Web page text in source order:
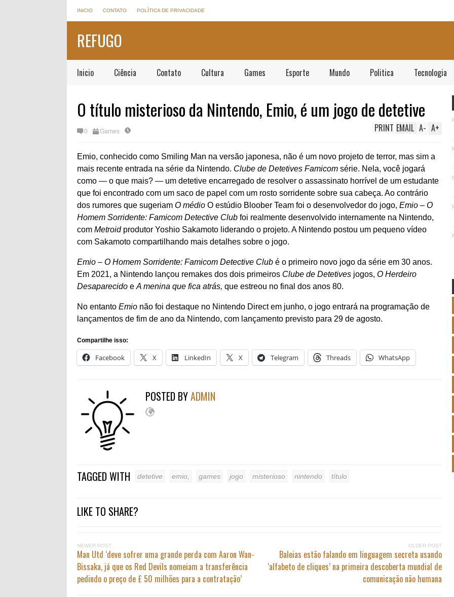
INICIO CONTATO POLÍTICA DE PRIVACIDADE
REFUGO
Inicio Ciência Contato Cultura Games Esporte Mundo Politica Tecnologia
O título misterioso da Nintendo, Emio, é um jogo de detetive
0 Games A+
A-
EMAIL
PRINT
Emio, conhecido como Smiling Man na versão japonesa, não é um novo projeto de terror, mas sim a
mais recente entrada na série da Nintendo. Clube de Detetives Famicom série. Nela, você jogará
como — o que mais? — um detetive encarregado de resolver o assassinato horrível de um estudante
que foi encontrado com um saco de papel com um rosto sorridente sobre sua cabeça. Ao contrário
dos rumores que sugeriam O médio O estúdio Bloober Team foi o desenvolvedor do jogo, Emio – O
Homem Sorridente: Famicom Detective Club foi realmente desenvolvido internamente na Nintendo,
com Metroidprodutor Yoshio Sakamoto liderando o projeto. A Nintendo postou um pequeno vídeo
com Sakamoto compartilhando mais detalhes sobre o jogo.
Emio – O Homem Sorridente: Famicom Detective Club é o primeiro novo jogo da série em 30 anos.
Em 2021, a Nintendo lançou remakes dos dois primeiros Clube de Detetives jogos, O Herdeiro
Desaparecido e A menina que fica atrás, que estreou no final dos anos 80.
No entanto Emio não foi destaque no Nintendo Direct em junho, o jogo entrará na programação de
lançamentos de fim de ano da Nintendo, com lançamento previsto para 29 de agosto.
Compartilhe isso:
Facebook X LinkedIn X Telegram Threads WhatsApp
POSTED BYADMIN
TAGGED WITH detetive emio, games jogo misterioso nintendo título
LIKE TO SHARE?
NEWER POST
Man Utd ‘deve sofrer uma grande perda com Aaron Wan-
Bissaka, já que os Red Devils nomeiam a transferência
pedindo o preço de £ 50 milhões para a contratação’
OLDER POST
Baleias estão falando em linguagem secreta usando
‘alfabeto de cliques’ na primeira descoberta mundial de
comunicação não humana